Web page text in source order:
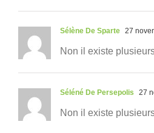
Sélène De Sparte 27
Non il existe
Séléné De Persepolis 27
Non il existe